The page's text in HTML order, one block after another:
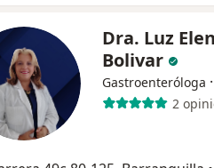
Dra. Luz
Bolivar
Gastroenteróloga ·
2